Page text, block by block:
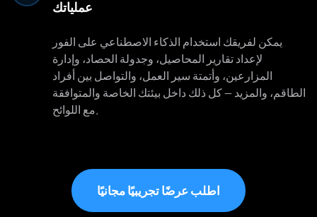
عملياتك
يمكن لفريقك استخدام الذكاء الاصطناعي على الفور
لإعداد تقارير المحاصيل، وجدولة الحصاد، وإدارة
المزارعين، وأتمتة سير العمل، والتواصل بين أفراد
الطاقم، والمزيد — كل ذلك داخل بيئتك الخاصة والمتوافقة
اطلب عرضًا تجريبيًا مجانيًا